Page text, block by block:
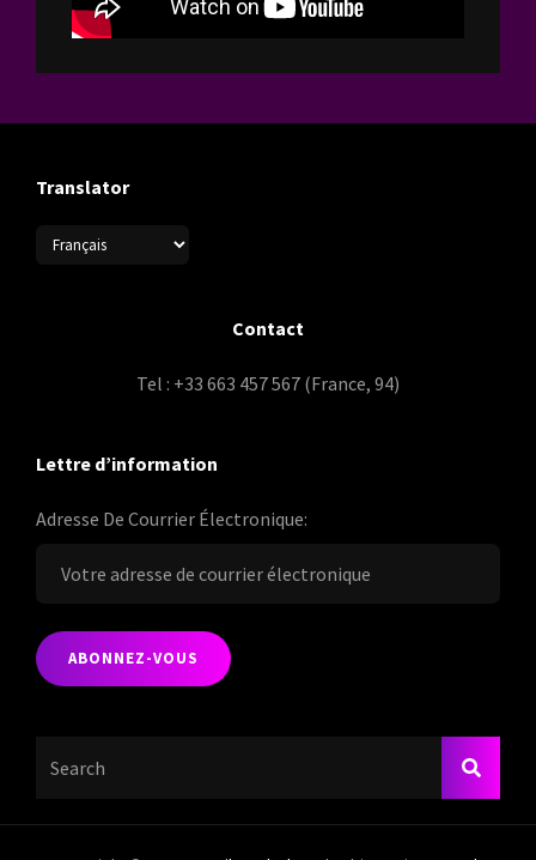
Translator
Contact
Tel : +33 663 457 567 (France, 94)
Lettre d’information
Adresse De Courrier Électronique: